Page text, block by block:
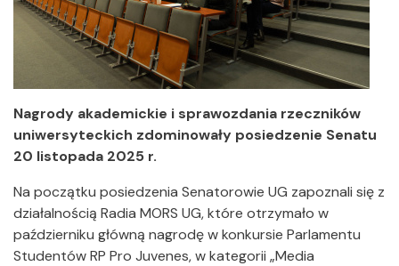
Nagrody akademickie i sprawozdania rzeczników
uniwersyteckich zdominowały posiedzenie Senatu
20 listopada 2025 r.
Na początku posiedzenia Senatorowie UG zapoznali się z
działalnością Radia MORS UG, które otrzymało w
październiku główną nagrodę w konkursie Parlamentu
Studentów RP Pro Juvenes, w kategorii „Media